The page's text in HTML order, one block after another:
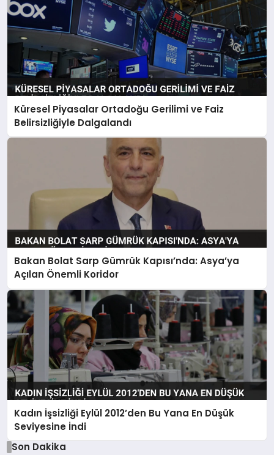
Küresel Piyasalar Ortadoğu Gerilimi ve Faiz
Belirsizliğiyle Dalgalandı
Bakan Bolat Sarp Gümrük Kapısı’nda: Asya’ya
Açılan Önemli Koridor
Kadın İşsizliği Eylül 2012’den Bu Yana En Düşük
Seviyesine İndi
Son Dakika